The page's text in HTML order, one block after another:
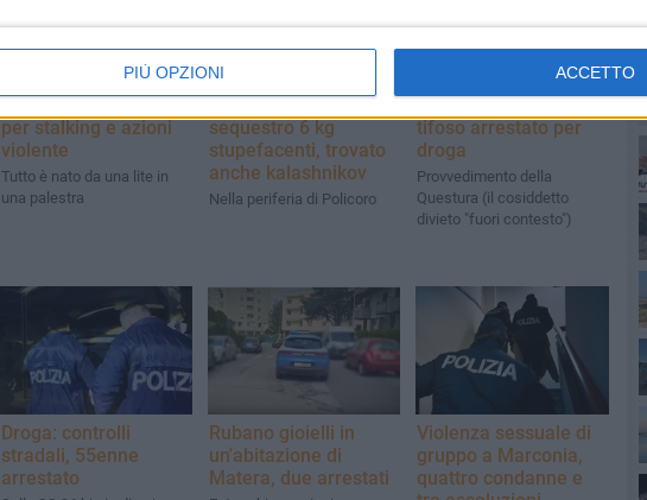
PIÙ OPZIONI ACCETTO
per stalking e azioni
violente
Tutto è nato da una lite in
una palestra
sequestro 6 kg
stupefacenti, trovato
anche kalashnikov
Nella periferia di Policoro
tifoso arrestato per
droga
Provvedimento della
Questura (il cosiddetto
divieto "fuori contesto")
Droga: controlli
stradali, 55enne
arrestato
Rubano gioielli in
un'abitazione di
Matera, due arrestati
Violenza sessuale di
gruppo a Marconia,
quattro condanne e